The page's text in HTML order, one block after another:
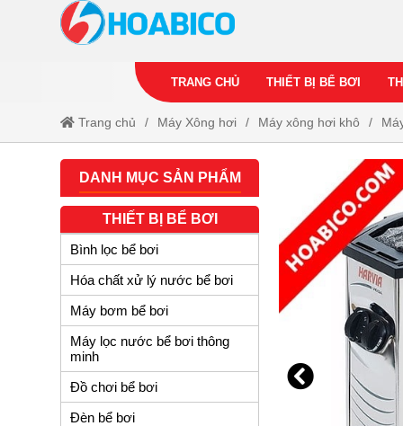
TRANG CHỦ THIẾT BỊ BỂ BƠI
Trang chủ Máy Xông hơi Máy xông hơi khô
DANH MỤC SẢN PHẨM
THIẾT BỊ BỂ BƠI
Bình lọc bể bơi
Hóa chất xử lý nước bể bơi
Máy bơm bể bơi
Máy lọc nước bể bơi thông
minh
Đồ chơi bể bơi
Đèn bể bơi